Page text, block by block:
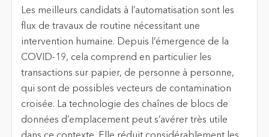
Les meilleurs candidats à l’automatisation sont les
flux de travaux de routine nécessitant une
intervention humaine. Depuis l’émergence de la
COVID-19, cela comprend en particulier les
transactions sur papier, de personne à personne,
qui sont de possibles vecteurs de contamination
croisée. La technologie des chaînes de blocs de
données d’emplacement peut s’avérer très utile